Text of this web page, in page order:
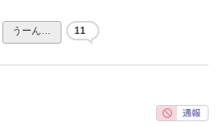
うーん… 11